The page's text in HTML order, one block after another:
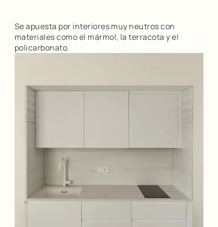
Se apuesta por interiores muy neutros con
materiales como el mármol, la terracota y el
policarbonato.